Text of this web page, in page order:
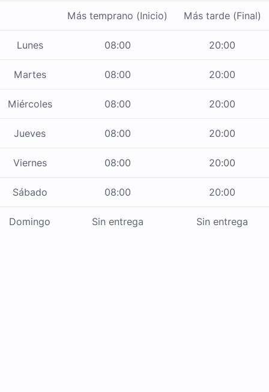
Más temprano (Inicio) Más tarde (Final)
Lunes 08:00 20:00
Martes 08:00 20:00
Miércoles 08:00 20:00
Jueves 08:00 20:00
Viernes 08:00 20:00
Sábado 08:00 20:00
Domingo Sin entrega Sin entrega